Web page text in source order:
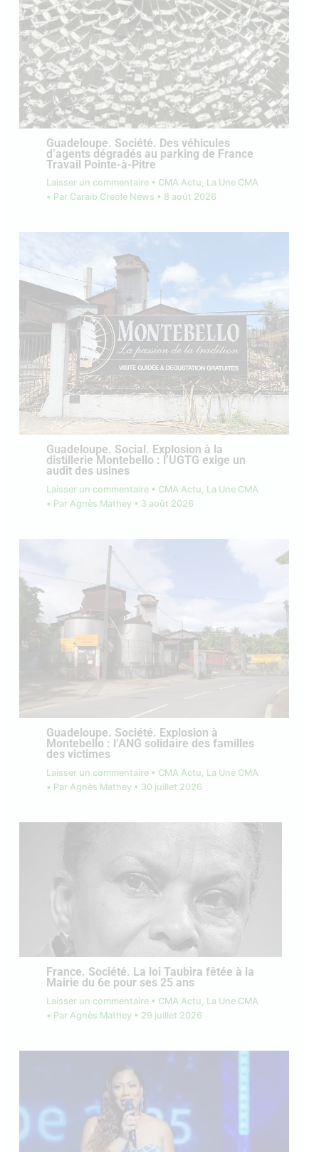
Guadeloupe. Société. Des véhicules
d’agents dégradés au parking de France
Travail Pointe-à-Pitre
Laisser un commentaire • CMA Actu, La Une CMA
• Par Caraib Creole News • 8 août 2026
Guadeloupe. Social. Explosion à la
distillerie Montebello : l’UGTG exige un
audit des usines
Laisser un commentaire • CMA Actu La Une CMA
• Par Agnès Mathey • 3 août 2026
Guadeloupe. Société. Explosion à
Montebello : l’ANG solidaire des familles
des victimes
Laisser un commentaire • CMA Actu, La Une CMA
• ParAgnès Mathey • 30 juillet 2026
France. Société. La loi Taubira fêtée à la
Mairie du 6e pour ses 25 ans
Laisser un commentaire • CMA Actu La Une CMA
• Par Agnès Mathey • 29 juillet 2026